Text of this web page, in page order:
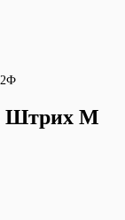
Штрих М